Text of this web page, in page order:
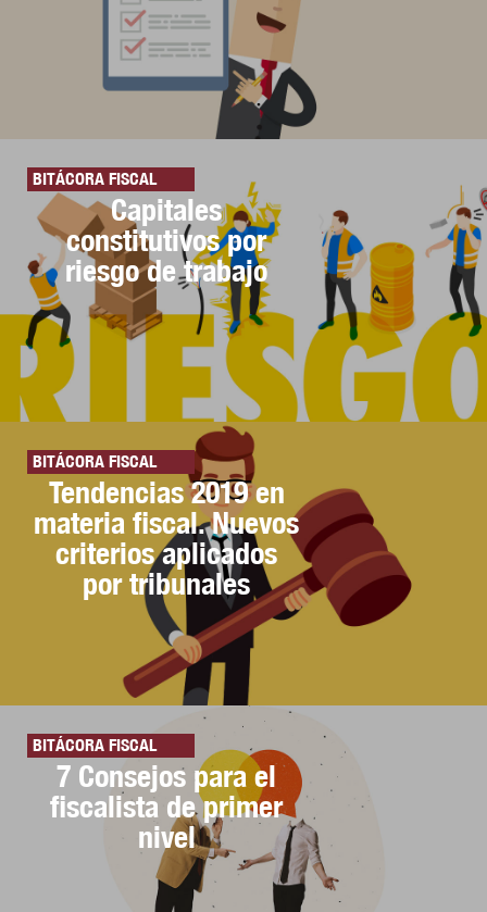
BITÁCORA FISCAL
Capitales
constitutivos por
riesgo de trabajo
BITÁCORA FISCAL
Tendencias 2019 en
materia fiscal. Nuevos
criterios aplicados
por tribunales
BITÁCORA FISCAL
7 Consejos para el
fiscalista de primer
nivel